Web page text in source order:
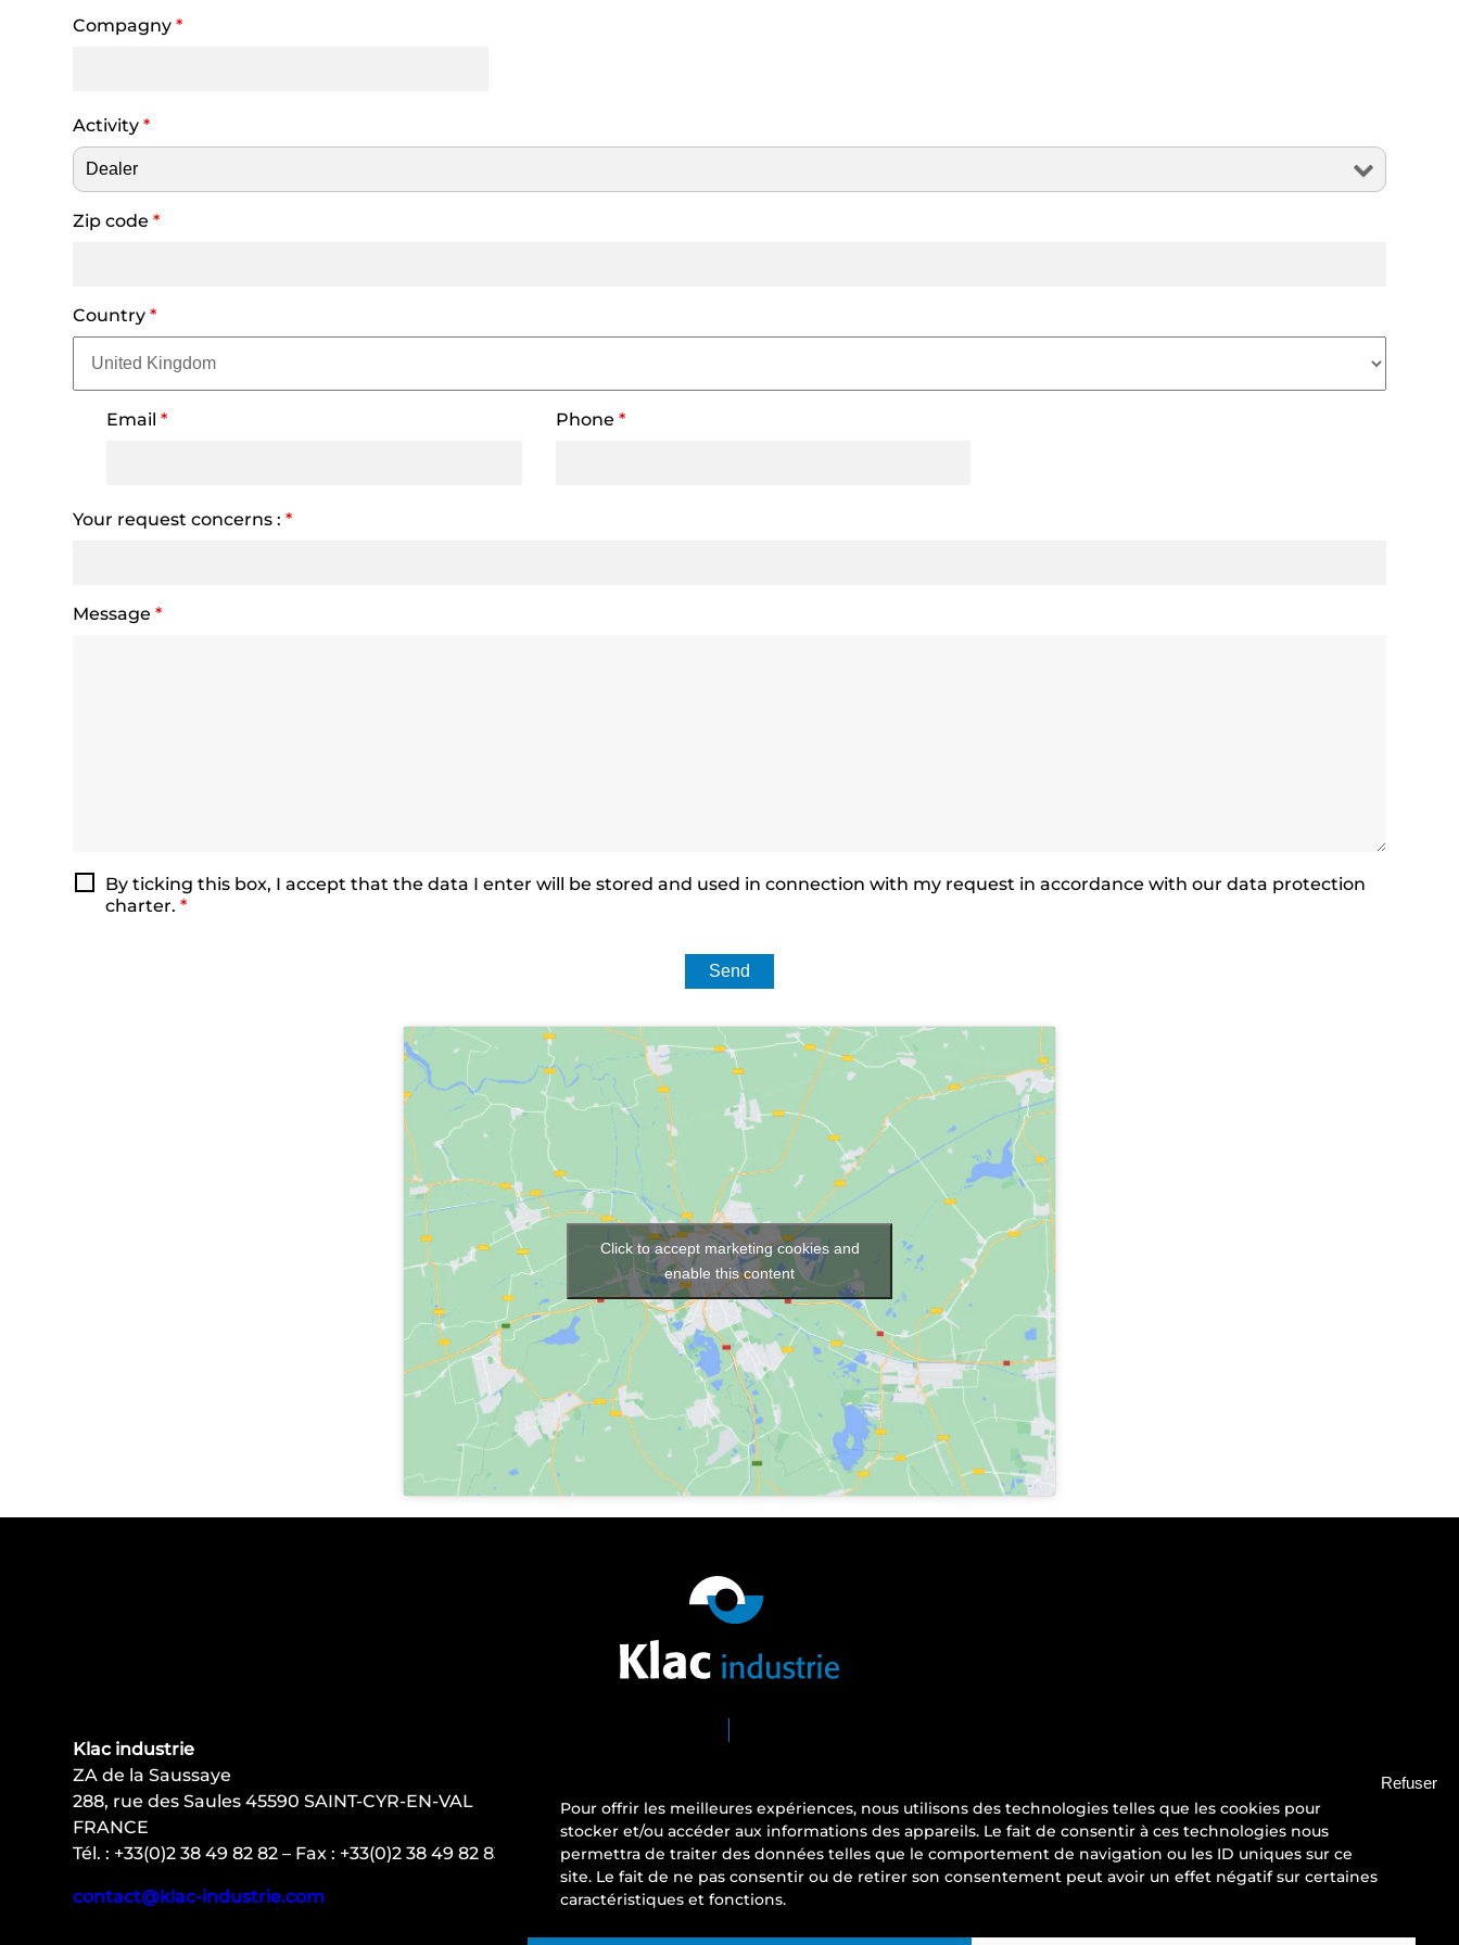
Pour offrir les meilleures expériences, nous utilisons des technologies telles que les cookies pour
stocker et/ou accéder aux informations des appareils. Le fait de consentir à ces technologies nous
permettra de traiter des données telles que le comportement de navigation ou les ID uniques sur ce
site. Le fait de ne pas consentir ou de retirer son consentement peut avoir un effet négatif sur certaines
caractéristiques et fonctions.
Refuser
Compagny*
Activity*
Zip code*
Country*
Email* Phone *
Your request concerns :*
Message*
By ticking this box, I accept that the data I enter will be stored and used in connection with my request in accordance with our data protection
charter.*
Click to accept marketing cookies and
enable this content
Klac industrie
ZA de la Saussaye
288, rue des Saules 45590 SAINT-CYR-EN-VAL
FRANCE
Tél. : +33(0)2 38 49 82 82 – Fax : +33(0)2 38 49 82 83
contact@klac-industrie.com
FACEBOOK INSTAGRAM LINKEDIN YOUTUBE